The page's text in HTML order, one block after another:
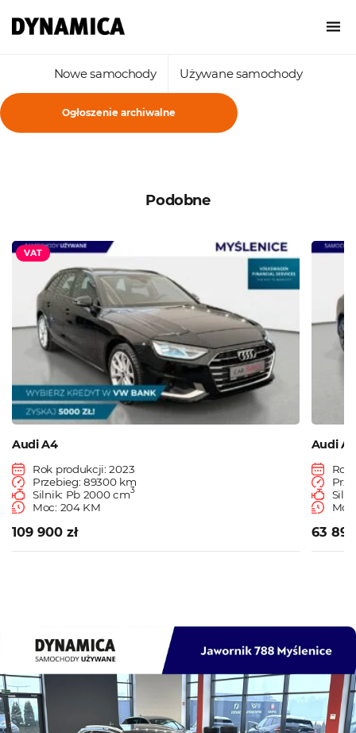
Nowe samochody Używane samochody
Ogłoszenie archiwalne
Podobne
VAT
Audi A4
Rok produkcji: 2023
Przebieg: 89300 km
Silnik: Pb 2000 cm3
Moc: 204 KM
109 900 zł
Audi A6
Rok
63